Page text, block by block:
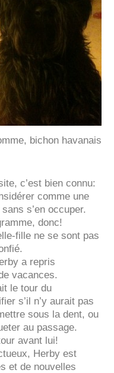
bichon havanais
c’est bien connu:
comme une
s’en occuper.
donc!
fille ne se sont pas
a repris
vacances.
le tour du
s’il n’y aurait pas
sous la dent, ou
au passage.
avant lui!
Herby est
et de nouvelles